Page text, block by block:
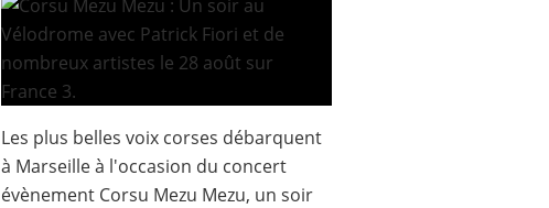
Les plus belles voix corses débarquent
à Marseille à l'occasion du concert
évènement Corsu Mezu Mezu, un soir